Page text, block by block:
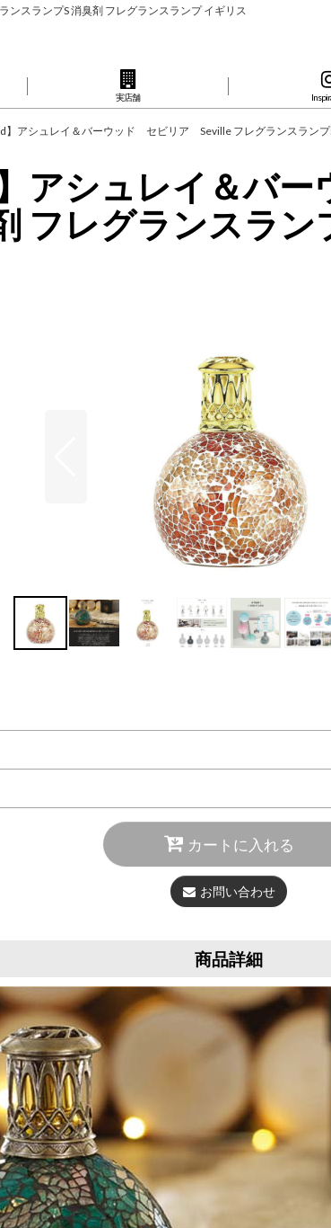
スランプS 消臭剤 フレグランスランプ イギリス
実店舗
】アシュレイ＆バーウッド セビリア Seville フレグランスランプ
】アシュレイ＆
フレグランスラン
カートに入れる
お問い合わせ
商品詳細